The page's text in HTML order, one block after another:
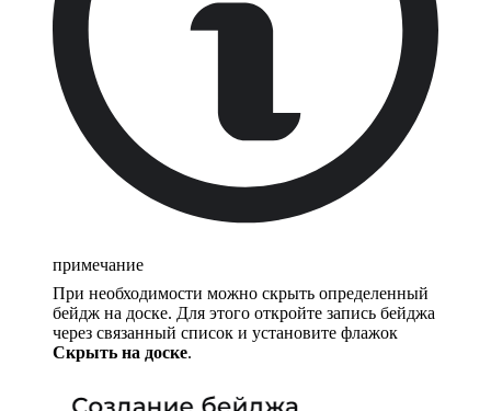
примечание
При необходимости можно скрыть определенный
бейдж на доске. Для этого откройте запись бейджа
через связанный список и установите флажок
Скрыть на доске.